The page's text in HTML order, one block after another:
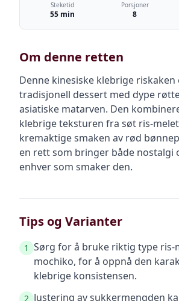
Steketid
55 min
Porsjoner
8
Om denne retten
Denne kinesiske klebrige riskaken
tradisjonell dessert med dype
asiatiske matarven. Den
klebrige teksturen fra søt ris-
kremaktige smaken av rød
en rett som bringer både nostalgi
enhver som smaker den.
Tips og Varianter
1 Sørg for å bruke riktig type ris-
mochiko, for å oppnå den
klebrige konsistensen.
2 Justering av sukkermengden